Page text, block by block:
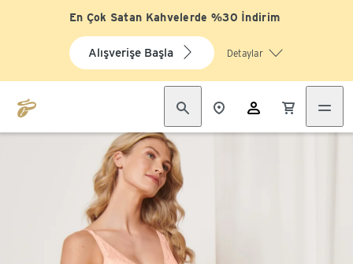
En Çok Satan Kahvelerde %30 İndirim
Alışverişe Başla Detaylar